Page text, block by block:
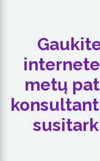
metų